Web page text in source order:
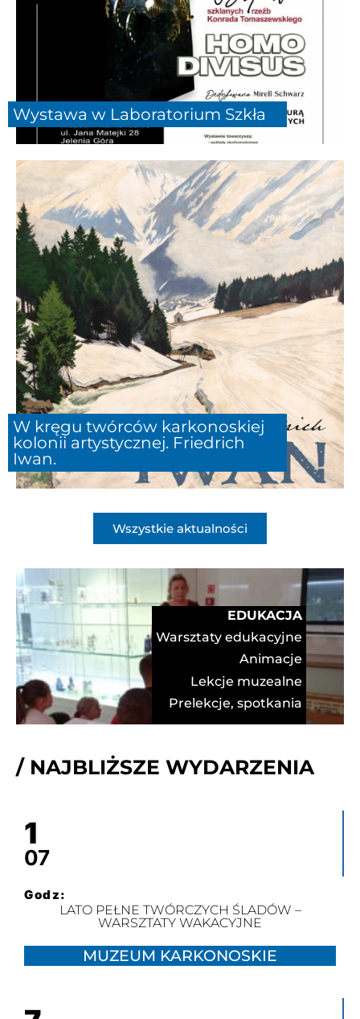
Wystawa w Laboratorium Szkła
W kręgu twórców karkonoskiej
kolonii artystycznej. Friedrich
Iwan.
Wszystkie aktualności
EDUKACJA
Warsztaty edukacyjne
Animacje
Lekcje muzealne
Prelekcje, spotkania
/ NAJBLIŻSZE WYDARZENIA
1
07
Godz:
LATO PEŁNE TWÓRCZYCH ŚLADÓW –
WARSZTATY WAKACYJNE
MUZEUM KARKONOSKIE